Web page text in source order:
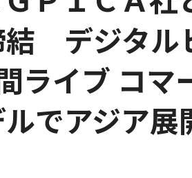
STRENGTH
WORKS
MEMBER
結 デジタル
イブ コマ
でアジア展